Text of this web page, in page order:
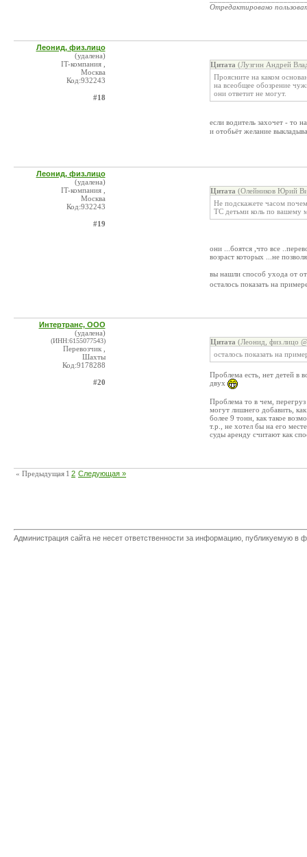
Отредактировано
Леонид, физ.лицо
(удалена)
IT-компания ,
Москва
Код:932243
#18
Цитата (Лузгин Андрей
Проясните на каком
на всеобщее обозрение
они ответит не могут.
если водитель захочет - то
и отобьёт желание
Леонид, физ.лицо
(удалена)
IT-компания ,
Москва
Код:932243
#19
Цитата (Олейников Юрий
Не подскажете часом
ТС детьми коль по вашему
они ...боятся ,что все
возраст которых ...не
вы нашли способ ухода от
осталось показать на
Интертранс, ООО
(удалена)
(ИНН:6155077543)
Перевозчик ,
Шахты
Код:9178288
#20
Цитата (Леонид, физ.лицо
осталось показать на
Проблема есть, нет детей в
двух
Проблема то в чем,
могут лишнего добавить,
более 9 тонн, как такое
т.р., не хотел бы на его
суды аренду считают как
« Предыдущая 1 2 Следующая »
Администрация сайта не несет ответственности за информацию, публикуемую